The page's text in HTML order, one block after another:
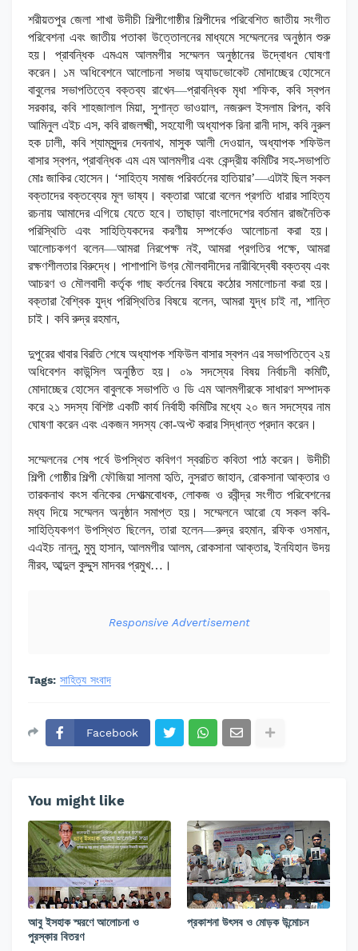
শরীয়তপুর জেলা শাখা উদীচী শিল্পীগোষ্ঠীর শিল্পীদের পরিবেশিত জাতীয় সংগীত
পরিবেশনা এবং জাতীয় পতাকা উত্তোলনের মাধ্যমে সম্মেলনের অনুষ্ঠান শুরু
হয়। প্রাবন্ধিক এমএম আলমগীর সম্মেলন অনুষ্ঠানের উদ্বোধন ঘোষণা
করেন। ১ম অধিবেশনে আলোচনা সভায় অ্যাডভোকেট মোদাচ্ছের হোসেনে
বাবুলের সভাপতিত্বে বক্তব্য রাখেন—প্রাবন্ধিক মৃধা শফিক, কবি স্বপন
সরকার, কবি শাহজালাল মিয়া, সুশান্ত ভাওয়াল, নজরুল ইসলাম রিপন, কবি
আমিনুল এইচ এস, কবি রাজলক্ষ্মী, সহযোগী অধ্যাপক রিনা রানী দাস, কবি নুরুল
হক ঢালী, কবি শ্যামসুন্দর দেবনাথ, মাসুক আলী দেওয়ান, অধ্যাপক শফিউল
বাসার স্বপন, প্রাবন্ধিক এম এম আলমগীর এবং কেন্দ্রীয় কমিটির সহ-সভাপতি
মোঃ জাকির হোসেন। ‘সাহিত্য সমাজ পরিবর্তনের হাতিয়ার’—এটাই ছিল সকল
বক্তাদের বক্তব্যের মূল ভাষ্য। বক্তারা আরো বলেন প্রগতি ধারার সাহিত্য
রচনায় আমাদের এগিয়ে যেতে হবে। তাছাড়া বাংলাদেশের বর্তমান রাজনৈতিক
পরিস্থিতি এবং সাহিত্যিকদের করণীয় সম্পর্কেও আলোচনা করা হয়।
আলোচকগণ বলেন—আমরা নিরপেক্ষ নই, আমরা প্রগতির পক্ষে, আমরা
রক্ষণশীলতার বিরুদ্ধে। পাশাপাশি উগ্র মৌলবাদীদের নারীবিদ্বেষী বক্তব্য এবং
আচরণ ও মৌলবাদী কর্তৃক গাছ কর্তনের বিষয়ে কঠোর সমালোচনা করা হয়।
বক্তারা বৈশ্বিক যুদ্ধ পরিস্থিতির বিষয়ে বলেন, আমরা যুদ্ধ চাই না, শান্তি
চাই। কবি রুদ্র রহমান,
দুপুরের খাবার বিরতি শেষে অধ্যাপক শফিউল বাসার স্বপন এর সভাপতিত্বে ২য়
অধিবেশন কাউন্সিল অনুষ্ঠিত হয়। ০৯ সদস্যের বিষয় নির্বাচনী কমিটি,
মোদাচ্ছের হোসেন বাবুলকে সভাপতি ও ডি এম আলমগীরকে সাধারণ সম্পাদক
করে ২১ সদস্য বিশিষ্ট একটি কার্য নির্বাহী কমিটির মধ্যে ২০ জন সদস্যের নাম
ঘোষণা করেন এবং একজন সদস্য কো-অপ্ট করার সিদ্ধান্ত প্রদান করেন।
সম্মেলনের শেষ পর্বে উপস্থিত কবিগণ স্বরচিত কবিতা পাঠ করেন। উদীচী
শিল্পী গোষ্ঠীর শিল্পী ফৌজিয়া সালমা হৃতি, নুসরাত জাহান, রোকসানা আক্তার ও
তারকনাথ কংস বনিকের দেশাত্মবোধক, লোকজ ও রবীন্দ্র সংগীত পরিবেশনের
মধ্য দিয়ে সম্মেলন অনুষ্ঠান সমাপ্ত হয়। সম্মেলনে আরো যে সকল কবি-
সাহিত্যিকগণ উপস্থিত ছিলেন, তারা হলেন—রুদ্র রহমান, রফিক ওসমান,
এএইচ নান্নু, মুমু হাসান, আলমগীর আলম, রোকসানা আক্তার, ইনযিহান উদয়
নীরব, আব্দুল কুদ্দুস মাদবর প্রমুখ…।
Responsive Advertisement
Tags: সাহিত্য সংবাদ
Facebook
You might like
আবু ইসহাক স্মরণে আলোচনা ও
পুরস্কার বিতরণ
প্রকাশনা উৎসব ও মোড়ক উন্মোচন